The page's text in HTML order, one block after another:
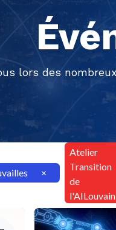
lors des
×
Atelier
Transition
de
l'AILouvain